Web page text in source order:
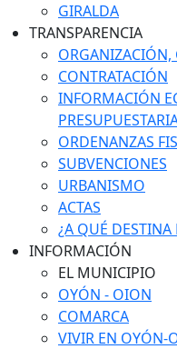
GIRALDA
TRANSPARENCIA
ORGANIZACIÓN,
CONTRATACIÓN
INFORMACIÓN
ORDENANZAS
SUBVENCIONES
URBANISMO
ACTAS
¿A QUÉ
INFORMACIÓN
EL MUNICIPIO
OYÓN - OION
COMARCA
VIVIR EN OYÓN-